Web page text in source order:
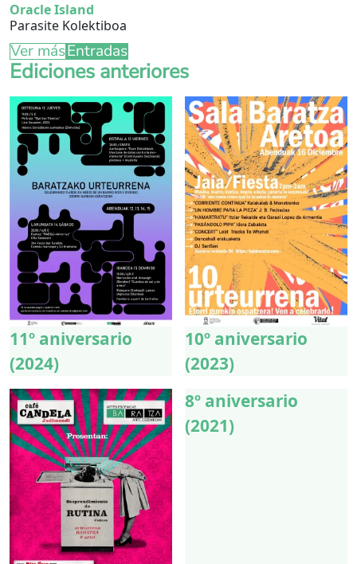
Oracle Island
Parasite Kolektiboa
Ver másEntradas
Ediciones anteriores
11º aniversario
(2024)
10º aniversario
(2023)
8º aniversario
(2021)